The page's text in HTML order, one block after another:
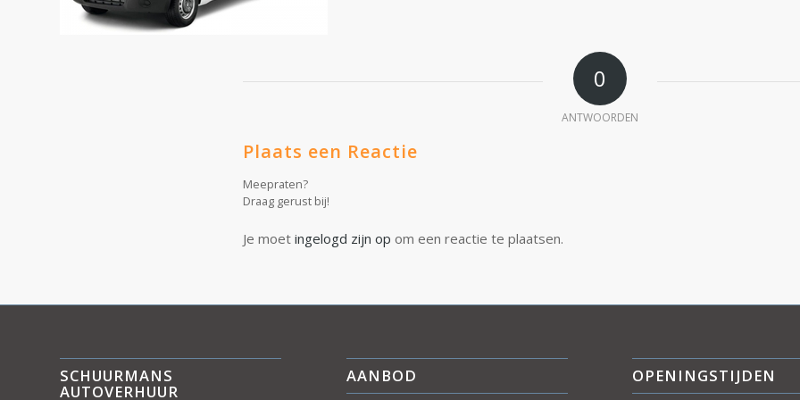
0
ANTWOORDEN
Plaats een Reactie
Meepraten?
Draag gerust bij!
Je moet ingelogd zijn op om een reactie te plaatsen.
SCHUURMANS
AUTOVERHUUR
AANBOD OPENINGSTIJDEN